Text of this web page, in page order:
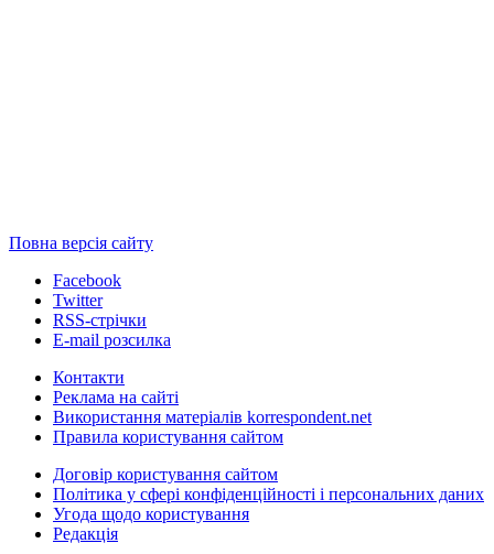
Повна версія сайту
Facebook
Twitter
RSS-стрічки
E-mail розсилка
Контакти
Реклама на сайті
Використання матеріалів korrespondent.net
Правила користування сайтом
Договір користування сайтом
Політика у сфері конфіденційності і персональних даних
Угода щодо користування
Редакція